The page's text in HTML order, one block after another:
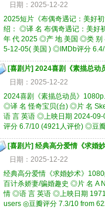
日期：2025-12-22
2025短片《布偶奇遇记：美好
绍： ◎译 名 布偶奇遇记：美好
年 代 2025 ◎产 地 美国 ◎类 别
5-12-05( 美国 ) ◎IMDb评分
[喜剧片] 2024喜剧《素描总动
日期：2025-12-22
2024喜剧《素描总动员》
◎译 名 怪奇宝贝(台) ◎片 名
语 言 英语 ◎上映日期 2024-
评分 6.7/10 (4921人评价) ◎豆
[喜剧片] 经典高分爱情《求婚
日期：2025-12-22
经典高分爱情《求婚妙术》
百计杀娇妻/骗婚趣史 ◎片 名 A
情 ◎语 言 英语 ◎上映日期
users ◎豆瓣评分 7.3/10 from